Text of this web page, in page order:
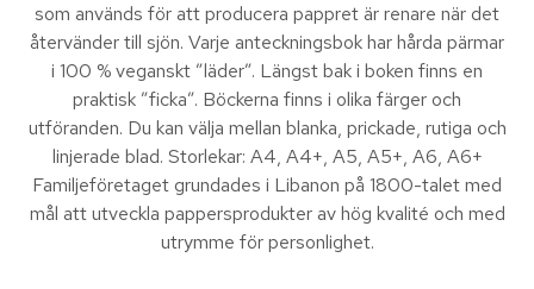
som används för att producera pappret är renare när det
återvänder till sjön. Varje anteckningsbok har hårda pärmar
i 100 % veganskt ”läder”. Längst bak i boken finns en
praktisk ”ficka”. Böckerna finns i olika färger och
utföranden. Du kan välja mellan blanka, prickade, rutiga och
linjerade blad. Storlekar: A4, A4+, A5, A5+, A6, A6+
Familjeföretaget grundades i Libanon på 1800-talet med
mål att utveckla pappersprodukter av hög kvalité och med
utrymme för personlighet.